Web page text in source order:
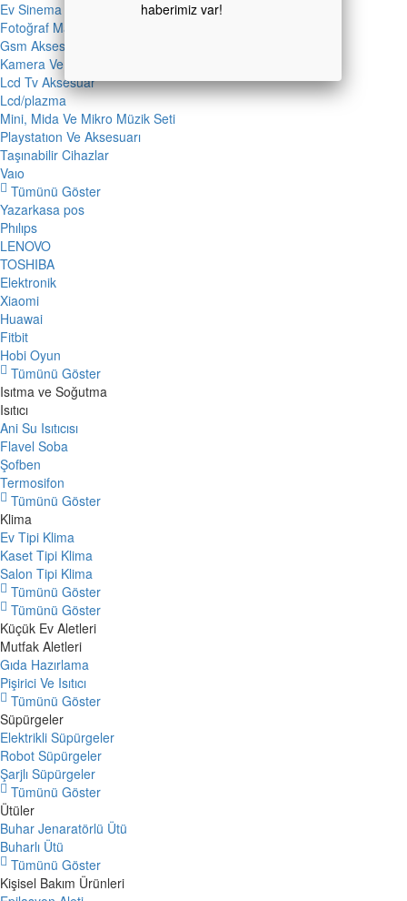
Ev Sinema Sistemi
Fotoğraf Makinesi
Gsm Aksesuarı
Kamera Ve Fotoğraf Makinesi Aksesuarı
Lcd Tv Aksesuar
Lcd/plazma
Mini, Mida Ve Mikro Müzik Seti
Playstatıon Ve Aksesuarı
Taşınabilir Cihazlar
Vaıo
Tümünü Göster
Yazarkasa pos
Phılıps
LENOVO
TOSHIBA
Elektronik
Xiaomi
Huawai
Fitbit
Hobi Oyun
Tümünü Göster
Isıtma ve Soğutma
Isıtıcı
Ani Su Isıtıcısı
Flavel Soba
Şofben
Termosifon
Tümünü Göster
Klima
Ev Tipi Klima
Kaset Tipi Klima
Salon Tipi Klima
Tümünü Göster
Tümünü Göster
Küçük Ev Aletleri
Mutfak Aletleri
Gıda Hazırlama
Pişirici Ve Isıtıcı
Tümünü Göster
Süpürgeler
Elektrikli Süpürgeler
Robot Süpürgeler
Şarjlı Süpürgeler
Tümünü Göster
Ütüler
Buhar Jenaratörlü Ütü
Buharlı Ütü
Tümünü Göster
Kişisel Bakım Ürünleri